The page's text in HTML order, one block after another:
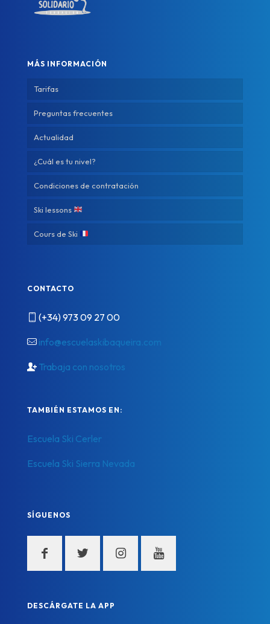
MÁS INFORMACIÓN
Tarifas
Preguntas frecuentes
Actualidad
¿Cuál es tu nivel?
Condiciones de contratación
Ski lessons
Cours de Ski
CONTACTO
(+34) 973 09 27 00
info@escuelaskibaqueira.com
Trabaja con nosotros
TAMBIÉN ESTAMOS EN:
Escuela Ski Cerler
Escuela Ski Sierra Nevada
SÍGUENOS
DESCÁRGATE LA APP